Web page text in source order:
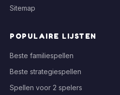
Sitemap
POPULAIRE LIJSTEN
Beste familiespellen
Beste strategiespellen
Spellen voor 2 spelers